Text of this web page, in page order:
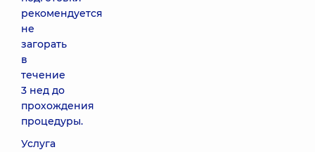
рекомендуется
не
загорать
в
течение
3 нед до
прохождения
процедуры.
Услуга